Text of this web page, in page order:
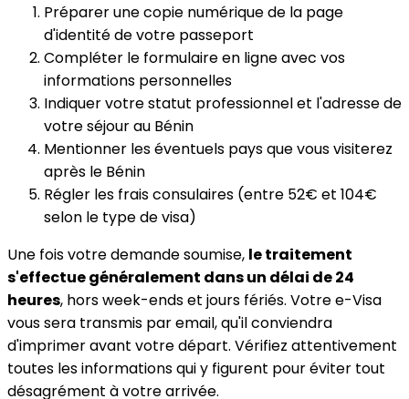
Préparer une copie numérique de la page
d'identité de votre passeport
Compléter le formulaire en ligne avec vos
informations personnelles
Indiquer votre statut professionnel et l'adresse de
votre séjour au Bénin
Mentionner les éventuels pays que vous visiterez
après le Bénin
Régler les frais consulaires (entre 52€ et 104€
selon le type de visa)
Une fois votre demande soumise, le traitement
s'effectue généralement dans un délai de 24
heures, hors week-ends et jours fériés. Votre e-Visa
vous sera transmis par email, qu'il conviendra
d'imprimer avant votre départ. Vérifiez attentivement
toutes les informations qui y figurent pour éviter tout
désagrément à votre arrivée.